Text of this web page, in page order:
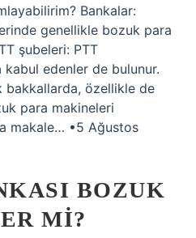
Bankalar:
genellikle bozuk para
şubeleri: PTT
edenler de bulunur.
bakkallarda, özellikle de
para makineleri
makale… •5 Ağustos
BOZUK
MI?